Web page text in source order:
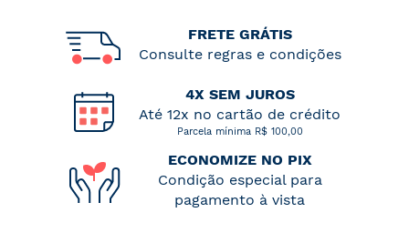
FRETE GRÁTIS
Consulte regras e condições
4X SEM JUROS
Até 12x no cartão de crédito
Parcela mínima R$ 100,00
ECONOMIZE NO PIX
Condição especial para
pagamento à vista